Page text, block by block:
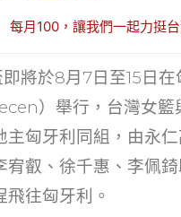
itt ai
l
C
h
at
k
e
dI
n
每月100，讓我們一起力挺
將於8月7日至15日在
）舉行，台灣女籃
主匈牙利同組，由永
宥叡、徐千惠、李佩
往匈牙利。